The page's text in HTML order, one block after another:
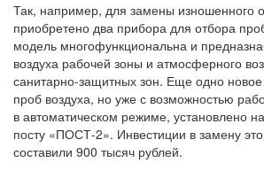
Так, например, для замены изношенного
приобретено два прибора для отбора
модель многофункциональна и
воздуха рабочей зоны и атмосферного
санитарно-защитных зон. Еще одно новое
проб воздуха, но уже с возможностью
в автоматическом режиме, установлено
посту «ПОСТ-2». Инвестиции в замену
составили 900 тысяч рублей.